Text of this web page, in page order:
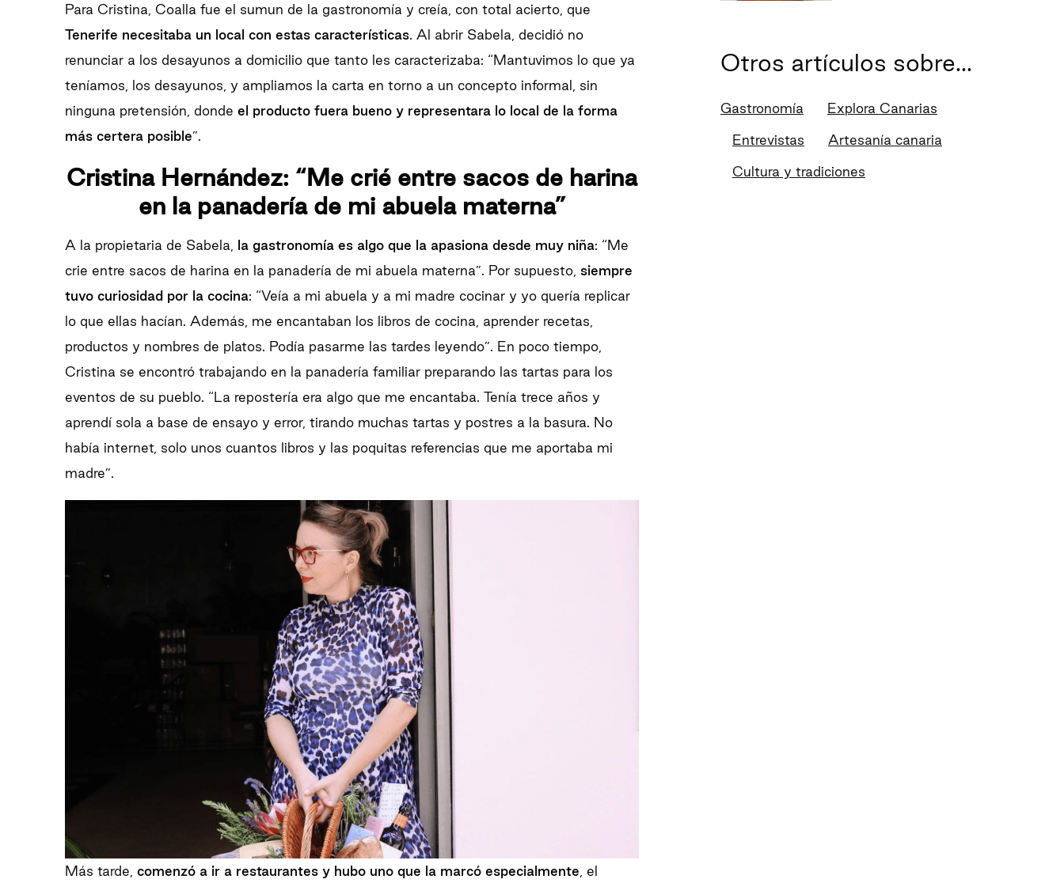
Para Cristina, Coalla fue el sumun de la gastronomía y creía, con total acierto, que
Tenerife necesitaba un local con estas características . Al abrir Sabela, decidió no
renunciar a los desayunos a domicilio que tanto les caracterizaba: “Mantuvimos lo que ya
teníamos, los desayunos, y ampliamos la carta en torno a un concepto informal, sin
ninguna pretensión, donde el producto fuera bueno y representara lo local de la forma
más certera posible”.
Cristina Hernández: “Me crié entre sacos de harina
en la panadería de mi abuela materna”
A la propietaria de Sabela, la gastronomía es algo que la apasiona desde muy niña: “Me
crie entre sacos de harina en la panadería de mi abuela materna”. Por supuesto, siempre
tuvo curiosidad por la cocina: “Veía a mi abuela y a mi madre cocinar y yo quería replicar
lo que ellas hacían. Además, me encantaban los libros de cocina, aprender recetas,
productos y nombres de platos. Podía pasarme las tardes leyendo”. En poco tiempo,
Cristina se encontró trabajando en la panadería familiar preparando las tartas para los
eventos de su pueblo. “La repostería era algo que me encantaba. Tenía trece años y
aprendí sola a base de ensayo y error, tirando muchas tartas y postres a la basura. No
había internet, solo unos cuantos libros y las poquitas referencias que me aportaba mi
madre”.
Más tarde, comenzó a ir a restaurantes y hubo uno que la marcó especialmente , el
Otros artículos sobre...
Gastronomía Explora Canarias
Entrevistas Artesanía canaria
Cultura y tradiciones